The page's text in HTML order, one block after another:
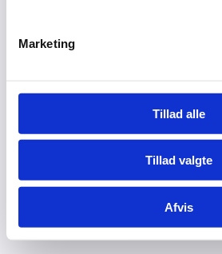
Marketing
Tillad alle
Tillad valgte
Afvis